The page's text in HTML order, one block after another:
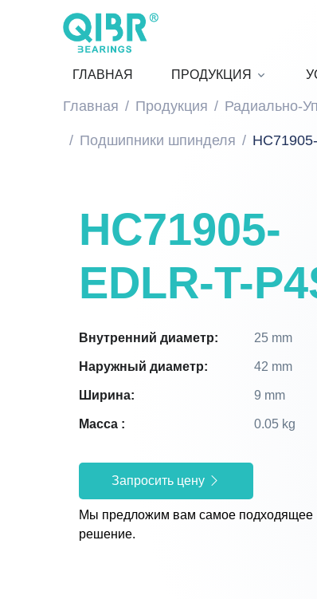
ГЛАВНАЯ ПРОДУКЦИЯ
Главная Продукция Радиально-
Подшипники шпинделя
HC71905-
EDLR-T-
Внутренний диаметр: 25 mm
Наружный диаметр: 42 mm
Ширина: 9 mm
Масса : 0.05 kg
Запросить цену
Мы предложим вам самое подходящее
решение.